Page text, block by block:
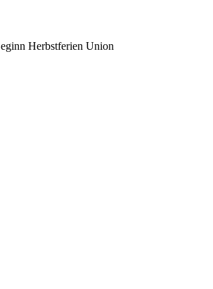
Herbstferien Union